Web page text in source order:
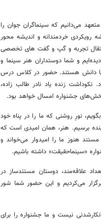
می‌دانیم که سینماگران جوان را
رویکردی خردمندانه و اندیشه محور
تجربه و گپ و گفت هایتخصصی
و شما دوستداران هنر سینما و
با دانش هستند. حضور در کلاس درس
نکوداشت زنده یاد نادر طالب زاده،
جشنواره امسال خواهد بود.
نورِ روشنی که ما را در پناه خود
برسیم. هنر، همان امیدی است که
هنوز ما را امیدوار می‌خواند و
«سینماحقیقت» داشته باشیم.
علاقه‌مند، دوستان مستندساز در
می‌کردیم و این حضور شما شور
انکارشدنینیست و ما جشنواره را برای